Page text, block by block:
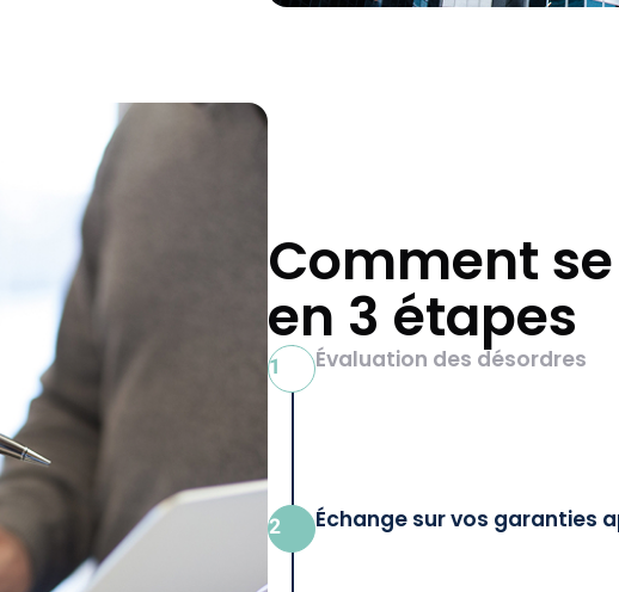
Comment
en 3 étapes
1 Évaluation des désordres
2 Échange sur vos garanties